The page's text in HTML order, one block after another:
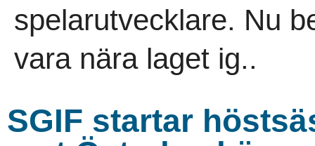
spelarutvecklare. Nu
vara nära laget ig..
SGIF startar